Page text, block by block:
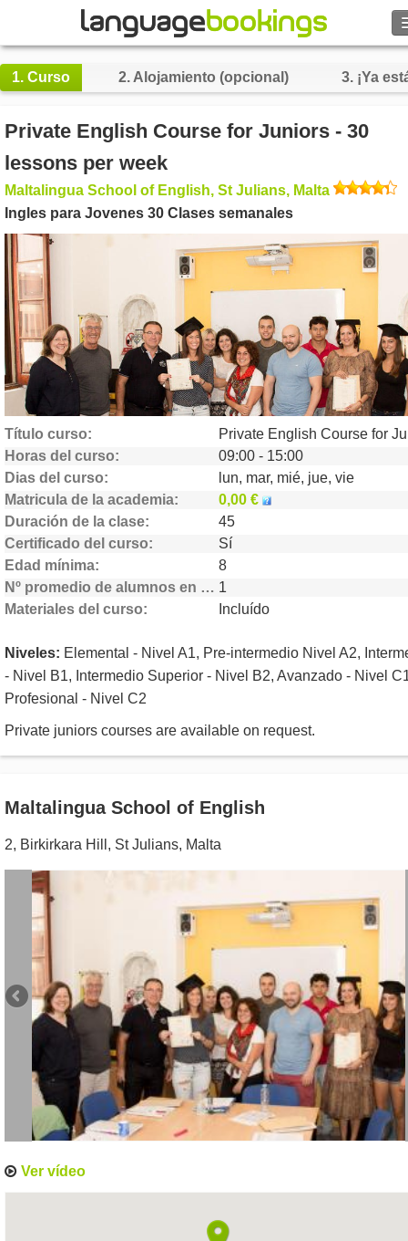
Identifícate
Ayuda
Moneda
Idioma
1. Curso 2.Alojamiento (opcional) 3. ¡Ya
Private English Course for Juniors - 30
lessons per week
Maltalingua School of English, St Julians, Malta
Ingles para Jovenes 30 Clases semanales
Título curso
Horas del curso
09:00 - 15:00
Dias del curso
lun, mar, mié, jue, vie
Matricula de la academia
0,00 €
Duración de la clase
45
Certificado del curso
Sí
Edad mínima
8
Nº promedio de alumnos en clase 1
Materiales del curso
Incluído
Niveles: Elemental - Nivel A1, Pre-intermedio Nivel A2,
- Nivel B1, Intermedio Superior - Nivel B2, Avanzado - Nivel
Profesional - Nivel C2
Private juniors courses are available on request.
Maltalingua School of English
2, Birkirkara Hill , St Julians, Malta
Ver vídeo